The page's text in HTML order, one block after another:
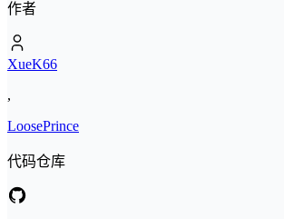
作者
XueK66
,
LoosePrince
代码仓库